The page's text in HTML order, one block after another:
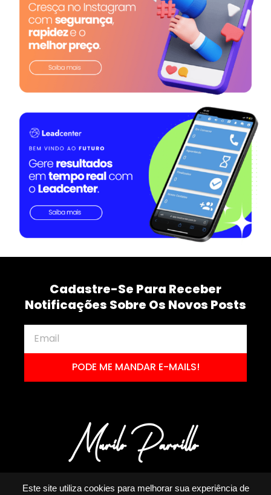
Este site utiliza cookies para melhorar sua experiência de
Cadastre-Se Para Receber
Notificações Sobre Os Novos Posts
PODE ME MANDAR E-MAILS!